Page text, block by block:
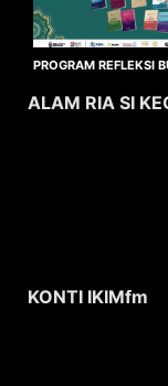
PROGRAM REFLEKSI
ALAM RIA SI
KONTI IKIMfm